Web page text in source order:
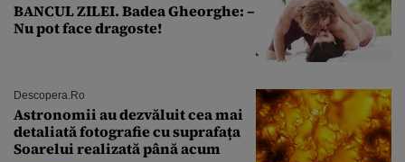
BANCUL ZILEI. Badea Gheorghe: –
Nu pot face dragoste!
Descopera.ro
Astronomii au dezvăluit cea mai
detaliată fotografie cu suprafața
Soarelui realizată până acum